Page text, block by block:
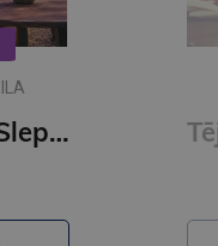
Tēju?Kafiju?Slepkavību! Īena O Šelija atvadu vārdi (e-grāmata)